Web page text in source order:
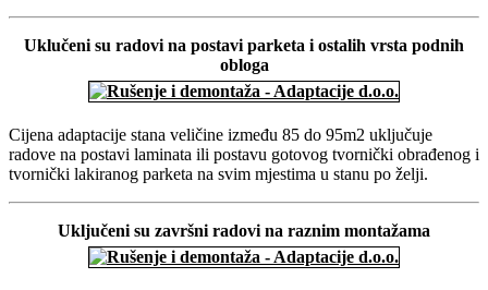
Uklučeni su radovi na postavi parketa i ostalih vrsta podnih
obloga
Cijena adaptacije stana veličine između 85 do 95m2 uključuje
radove na postavi laminata ili postavu gotovog tvornički obrađenog i
tvornički lakiranog parketa na svim mjestima u stanu po želji.
Uključeni su završni radovi na raznim montažama